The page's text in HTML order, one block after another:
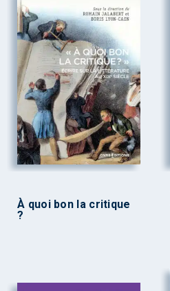
À quoi bon la critique
?